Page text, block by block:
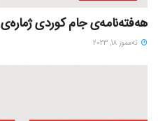
هەفتەنامەی جام کوردی ژمارەی 328
ته‌مموز 18, 2023